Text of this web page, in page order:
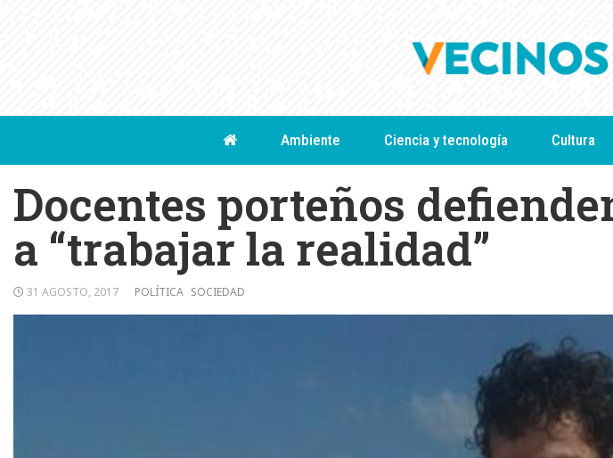
Ambiente Ciencia y tecnología Cultura
Docentes porteños
a “trabajar la realidad”
31 AGOSTO, 2017 POLÍTICA SOCIEDAD